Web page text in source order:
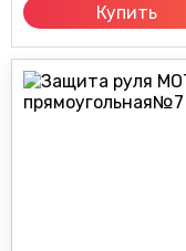
Купить